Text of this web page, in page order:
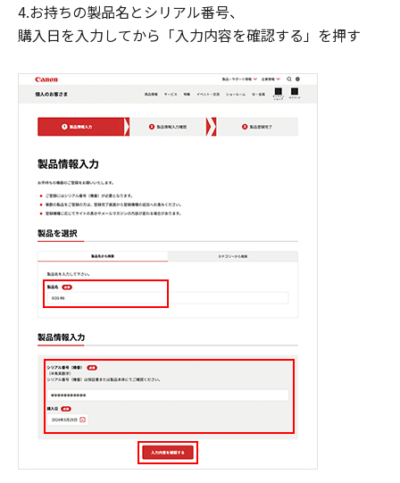
4.お持ちの製品名とシリアル番号、
購入日を入力してから「入力内容を確認する」を押す